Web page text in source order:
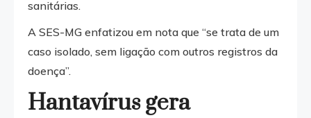
sanitárias.
A SES-MG enfatizou em nota que “se trata de um
caso isolado, sem ligação com outros registros da
doença”.
Hantavírus gera